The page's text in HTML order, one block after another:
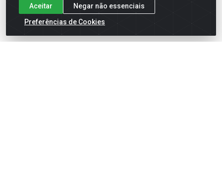
Aceitar
Negar não essenciais
Preferências de Cookies